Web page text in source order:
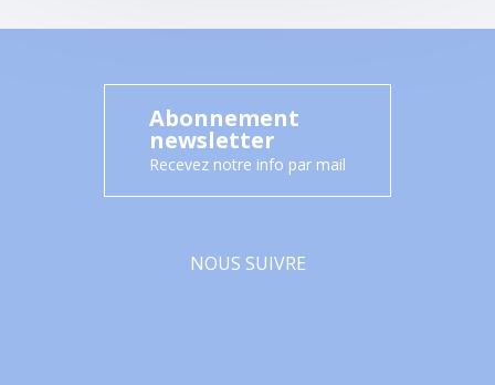
Abonnement
newsletter
Recevez notre info par mail
NOUS SUIVRE